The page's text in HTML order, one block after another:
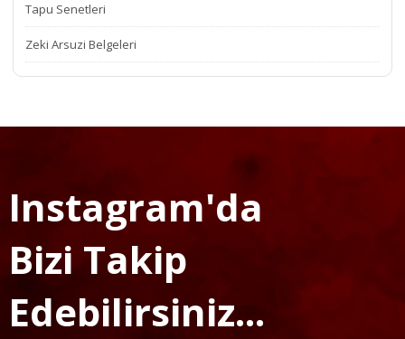
Tapu Senetleri
Zeki Arsuzi Belgeleri
Instagram'da
Bizi Takip
Edebilirsiniz...